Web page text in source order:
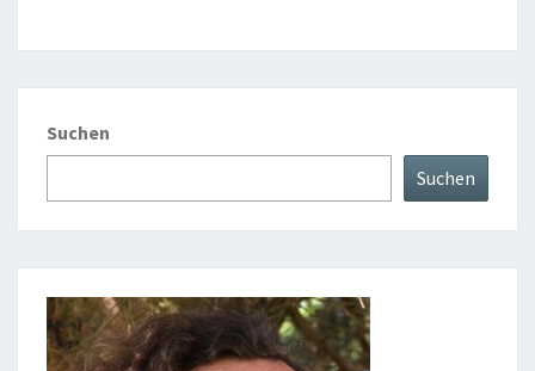
Suchen
Suchen